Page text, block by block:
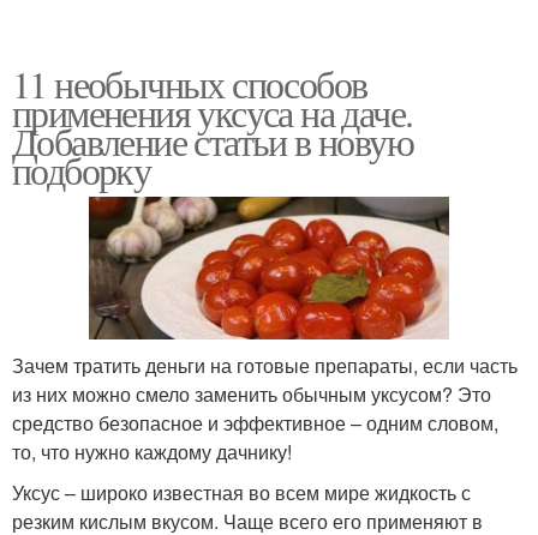
11 необычных способов
применения уксуса на даче.
Добавление статьи в новую
подборку
Зачем тратить деньги на готовые препараты, если часть
из них можно смело заменить обычным уксусом? Это
средство безопасное и эффективное – одним словом,
то, что нужно каждому дачнику!
Уксус – широко известная во всем мире жидкость с
резким кислым вкусом. Чаще всего его применяют в